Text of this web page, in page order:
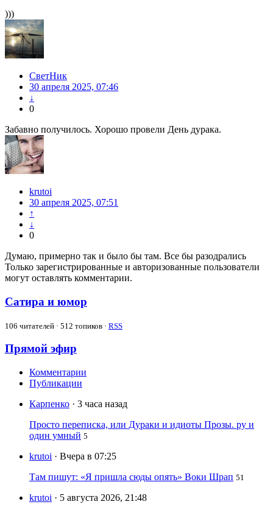
)))
СветНик
30 апреля 2025, 07:46
↓
0
Забавно получилось. Хорошо провели День дурака.
krutoi
30 апреля 2025, 07:51
↑
↓
0
Думаю, примерно так и было бы там. Все бы разодрались
Только зарегистрированные и авторизованные пользователи
могут оставлять комментарии.
Сатира и юмор
106 читателей · 512 топиков · RSS
Прямой эфир
Комментарии
Публикации
Карпенко · 3 часа назад
Просто переписка, или Дураки и идиоты Прозы. ру и
один умный 5
krutoi · Вчера в 07:25
Там пишут: «Я пришла сюды опять» Воки Шрап 51
krutoi · 5 августа 2026, 21:48